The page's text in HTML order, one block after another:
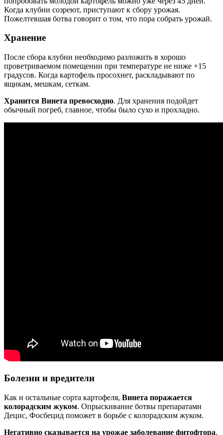
Когда клубни созреют, приступают к сбору урожая.
Пожелтевшая ботва говорит о том, что пора собрать урожай.
Хранение
После сбора клубни необходимо разложить в хорошо
проветриваемом помещении при температуре не ниже +15
градусов. Когда картофель просохнет, раскладывают по
ящикам, мешкам, сеткам.
Хранится Винета превосходно. Для хранения подойдет
обычный погреб, главное, чтобы было сухо и прохладно.
Болезни и вредители
Как и остальные сорта картофеля, Винета поражается
колорадским жуком. Опрыскивание ботвы препаратами
Децис, Фосбецид поможет в борьбе с колорадским жуком.
Негативно сказывается на урожае заболевание фитофтора,